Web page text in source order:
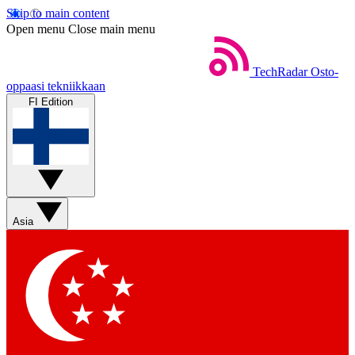
Skip to main content
Open menu Close main menu
TechRadar Osto-
oppaasi tekniikkaan
FI Edition
Asia